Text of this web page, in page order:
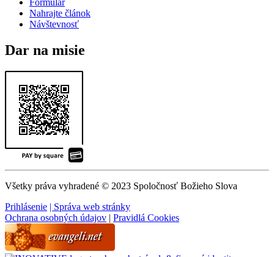
Formulár
Nahrajte článok
Návštevnosť
Dar na misie
Všetky práva vyhradené © 2023 Spoločnosť Božieho Slova
Prihlásenie | Správa web stránky
Ochrana osobných údajov | Pravidlá Cookies